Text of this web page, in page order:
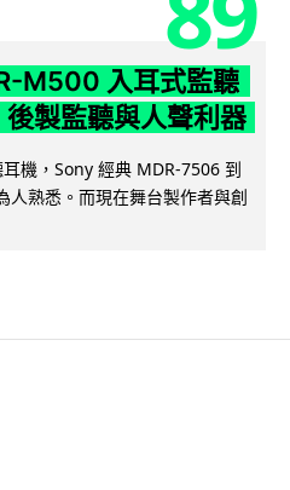
M500 入耳式監聽
製監聽與人聲利器
機，Sony 經典 MDR-7506 到
人熟悉。而現在舞台製作者與創